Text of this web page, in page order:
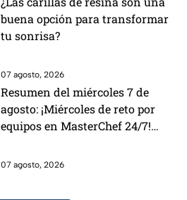
buena opción para transformar
tu sonrisa?
07 agosto, 2026
Resumen del miércoles 7 de
agosto: ¡Miércoles de reto por
equipos en MasterChef 24/7!
desafíos del día
07 agosto, 2026